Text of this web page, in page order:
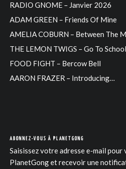
RADIO GNOME – Janvier 2026
ADAM GREEN – Friends Of Mine
AMELIA COBURN – Between The
THE LEMON TWIGS – Go To School
FOOD FIGHT – Bercow Bell
AARON FRAZER – Introducing…
ABONNEZ-VOUS À PLANETGONG
Saisissez votre adresse e-mail pour
PlanetGong et recevoir une